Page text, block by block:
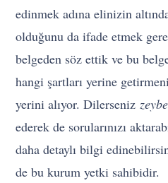
edinmek adına elinizin
olduğunu da ifade etmek
belgeden söz ettik ve bu
hangi şartları yerine
yerini alıyor. Dilerseniz
ederek de sorularınızı
daha detaylı bilgi
de bu kurum yetki sahibidir.